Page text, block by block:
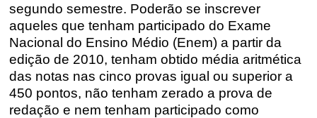
segundo semestre. Poderão se inscrever
aqueles que tenham participado do Exame
Nacional do Ensino Médio (Enem) a partir da
edição de 2010, tenham obtido média aritmética
das notas nas cinco provas igual ou superior a
450 pontos, não tenham zerado a prova de
redação e nem tenham participado como